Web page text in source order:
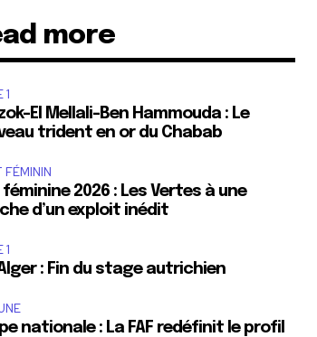
more
1
El Mellali-Ben Hammouda : Le
trident en or du Chabab
FÉMININ
féminine 2026 : Les Vertes à une
d’un exploit inédit
1
: Fin du stage autrichien
nationale : La FAF redéfinit le profil